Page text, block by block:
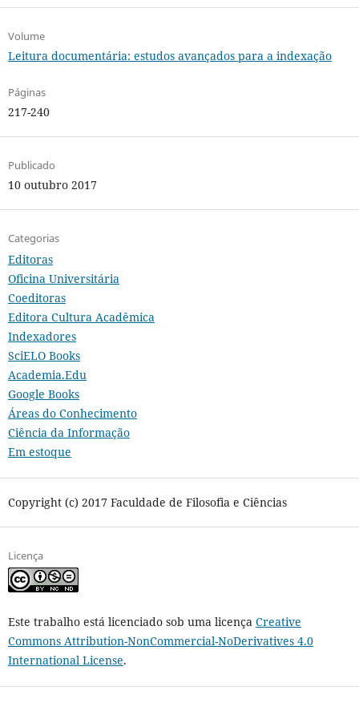
Volume
Leitura documentária: estudos avançados para a indexação
Páginas
217-240
Publicado
10 outubro 2017
Categorias
Editoras
Oficina Universitária
Coeditoras
Editora Cultura Acadêmica
Indexadores
SciELO Books
Academia.Edu
Google Books
Áreas do Conhecimento
Ciência da Informação
Em estoque
Copyright (c) 2017 Faculdade de Filosofia e Ciências
Licença
Este trabalho está licenciado sob uma licença Creative
Commons Attribution-NonCommercial-NoDerivatives 4.0
International License.